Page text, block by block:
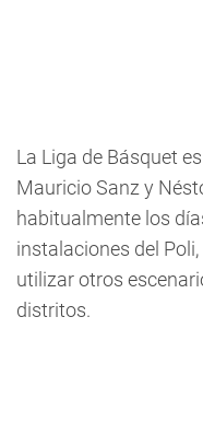
La Liga de Básquet
Mauricio Sanz y
habitualmente los
instalaciones del
utilizar otros
distritos.